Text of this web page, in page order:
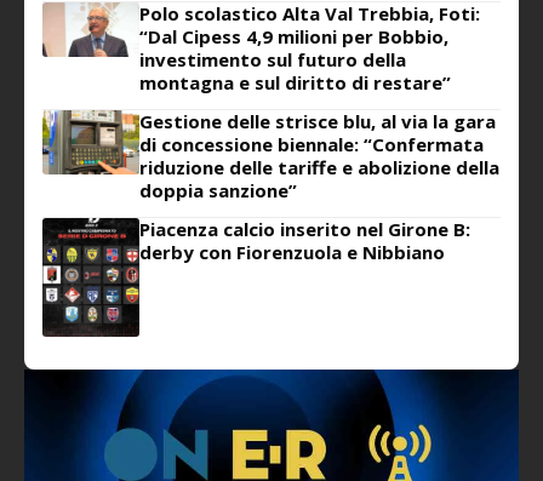
Polo scolastico Alta Val Trebbia, Foti:
“Dal Cipess 4,9 milioni per Bobbio,
investimento sul futuro della
montagna e sul diritto di restare”
Gestione delle strisce blu, al via la gara
di concessione biennale: “Confermata
riduzione delle tariffe e abolizione della
doppia sanzione”
Piacenza calcio inserito nel Girone B:
derby con Fiorenzuola e Nibbiano